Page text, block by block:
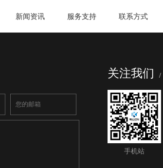
新闻资讯 服务支持 联系方式
关注我们
手机站